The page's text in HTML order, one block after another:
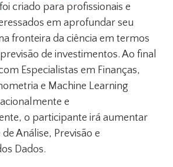
foi criado para profissionais e
em aprofundar seu
fronteira da ciência em termos
de investimentos. Ao final
Especialistas em Finanças,
e Machine Learning
e
o participante irá aumentar
Análise, Previsão e
Dados.